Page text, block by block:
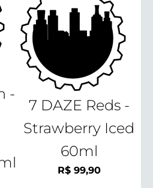
-
7 DAZE Reds -
Strawberry Iced
60ml
R$99,90